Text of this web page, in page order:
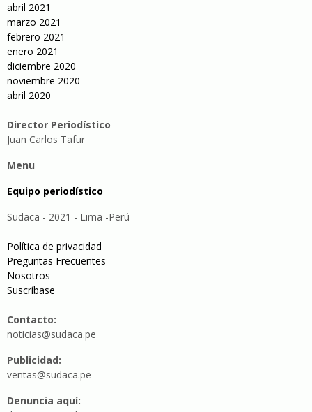
abril 2021
marzo 2021
febrero 2021
enero 2021
diciembre 2020
noviembre 2020
abril 2020
Director Periodístico
Juan Carlos Tafur
Menu
Equipo periodístico
Sudaca - 2021 - Lima -Perú
Política de privacidad
Preguntas Frecuentes
Nosotros
Suscríbase
Contacto:
noticias@sudaca.pe
Publicidad:
ventas@sudaca.pe
Denuncia aquí: